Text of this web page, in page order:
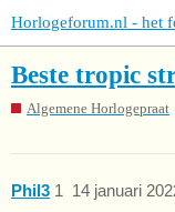
Horlogeforum.nl - het
Beste tropic
Algemene Horlogepraat
Phil3 14 januari
1